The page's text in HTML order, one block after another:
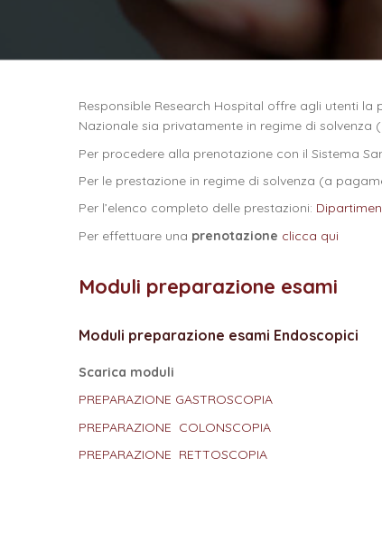
Responsible Research Hospital offre agli utenti
Nazionale sia privatamente in regime di solvenza
Per procedere alla prenotazione con il Sistema
Per le prestazione in regime di solvenza (a
Per l’elenco completo delle prestazioni:
Per effettuare una prenotazione clicca qui
Moduli preparazione esami
Moduli preparazione esami Endoscopici
Scarica moduli
PREPARAZIONE GASTROSCOPIA
PREPARAZIONE COLONSCOPIA
PREPARAZIONE RETTOSCOPIA